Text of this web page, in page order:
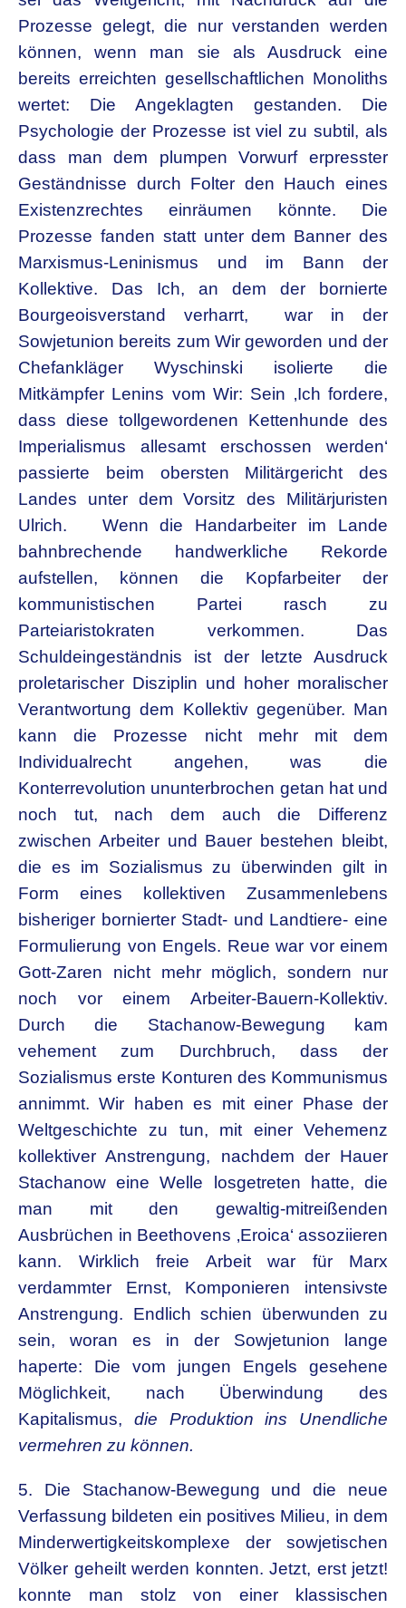
Prozesse gelegt, die nur verstanden werden
können, wenn man sie als Ausdruck eine
bereits erreichten gesellschaftlichen Monoliths
wertet: Die Angeklagten gestanden. Die
Psychologie der Prozesse ist viel zu subtil, als
dass man dem plumpen Vorwurf erpresster
Geständnisse durch Folter den Hauch eines
Existenzrechtes einräumen könnte. Die
Prozesse fanden statt unter dem Banner des
Marxismus-Leninismus und im Bann der
Kollektive. Das Ich, an dem der bornierte
Bourgeoisverstand verharrt, war in der
Sowjetunion bereits zum Wir geworden und der
Chefankläger Wyschinski isolierte die
Mitkämpfer Lenins vom Wir: Sein ‚Ich fordere,
dass diese tollgewordenen Kettenhunde des
Imperialismus allesamt erschossen werden‘
passierte beim obersten Militärgericht des
Landes unter dem Vorsitz des Militärjuristen
Ulrich. Wenn die Handarbeiter im Lande
bahnbrechende handwerkliche Rekorde
aufstellen, können die Kopfarbeiter der
kommunistischen Partei rasch zu
Parteiaristokraten verkommen. Das
Schuldeingeständnis ist der letzte Ausdruck
proletarischer Disziplin und hoher moralischer
Verantwortung dem Kollektiv gegenüber. Man
kann die Prozesse nicht mehr mit dem
Individualrecht angehen, was die
Konterrevolution ununterbrochen getan hat und
noch tut, nach dem auch die Differenz
zwischen Arbeiter und Bauer bestehen bleibt,
die es im Sozialismus zu überwinden gilt in
Form eines kollektiven Zusammenlebens
bisheriger bornierter Stadt- und Landtiere- eine
Formulierung von Engels. Reue war vor einem
Gott-Zaren nicht mehr möglich, sondern nur
noch vor einem Arbeiter-Bauern-Kollektiv.
Durch die Stachanow-Bewegung kam
vehement zum Durchbruch, dass der
Sozialismus erste Konturen des Kommunismus
annimmt. Wir haben es mit einer Phase der
Weltgeschichte zu tun, mit einer Vehemenz
kollektiver Anstrengung, nachdem der Hauer
Stachanow eine Welle losgetreten hatte, die
man mit den gewaltig-mitreißenden
Ausbrüchen in Beethovens ‚Eroica‘ assoziieren
kann. Wirklich freie Arbeit war für Marx
verdammter Ernst, Komponieren intensivste
Anstrengung. Endlich schien überwunden zu
sein, woran es in der Sowjetunion lange
haperte: Die vom jungen Engels gesehene
Möglichkeit, nach Überwindung des
Kapitalismus, die Produktion ins Unendliche
vermehren zu können.
5. Die Stachanow-Bewegung und die neue
Verfassung bildeten ein positives Milieu, in dem
Minderwertigkeitskomplexe der sowjetischen
Völker geheilt werden konnten. Jetzt, erst jetzt!
konnte man stolz von einer klassischen